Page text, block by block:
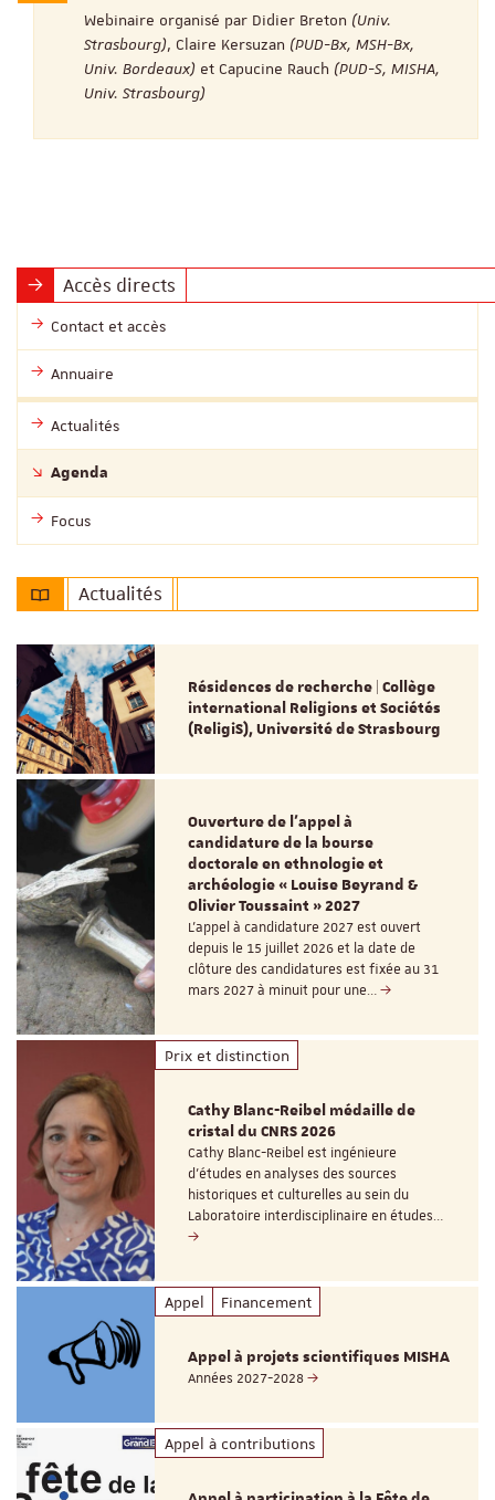
Webinaire organisé par Didier Breton (Univ.
Strasbourg), Claire Kersuzan (PUD-Bx, MSH-Bx,
Univ. Bordeaux) et Capucine Rauch (PUD-S, MISHA,
Univ. Strasbourg)
Accès directs
Contact et accès
Annuaire
Actualités
Agenda
Focus
Actualités
Résidences de recherche | Collège
international Religions et Sociétés
(ReligiS), Université de Strasbourg
Ouverture de l'appel à
candidature de la bourse
doctorale en ethnologie et
archéologie « Louise Beyrand &
Olivier Toussaint » 2027
L’appel à candidature 2027 est ouvert
depuis le 15 juillet 2026 et la date de
clôture des candidatures est fixée au 31
mars 2027 à minuit pour une…
Prix et distinction
Cathy Blanc-Reibel médaille de
cristal du CNRS 2026
Cathy Blanc-Reibel est ingénieure
d’études en analyses des sources
historiques et culturelles au sein du
Laboratoire interdisciplinaire en études…
Appel Financement
Appel à projets scientifiques MISHA
Années 2027-2028
Appel à contributions